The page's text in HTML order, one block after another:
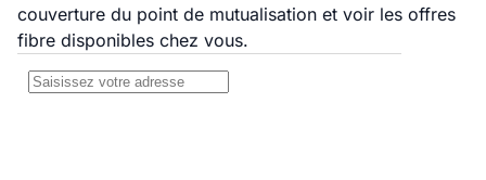
couverture du point de mutualisation et voir les offres
fibre disponibles chez vous.